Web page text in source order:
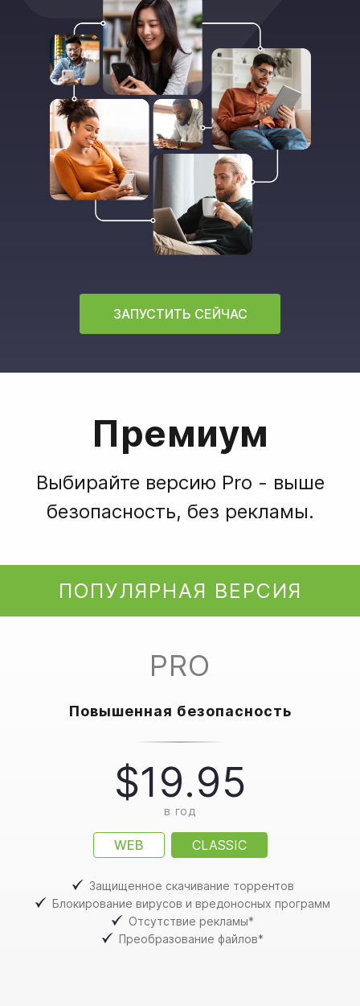
ЗАПУСТИТЬ СЕЙЧАС
Премиум
Выбирайте версию Pro - выше
безопасность, без рекламы.
ПОПУЛЯРНАЯ ВЕРСИЯ
PRO
Повышенная безопасность
$19.95
в год
WEB CLASSIC
Защищенное скачивание торрентов
Блокирование вирусов и вредоносных программ
Отсутствие рекламы*
Преобразование файлов*